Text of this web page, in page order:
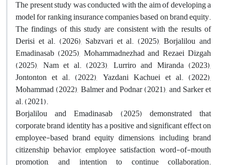
The present study was conducted with the aim of developing a
model for ranking insurance companies based on brand equity.
The findings of this study are consistent with the results of
Derisi et al. (2026), Sabzvari et al. (2025), Borjalilou and
Emadinasab (2025), Mohammadnezhad and Rezaei Dizgah
(2025), Nam et al. (2023), Lurriro and Miranda (2023),
Jontonton et al. (2022), Yazdani Kachuei et al. (2022),
Mohammad (2022), Balmer and Podnar (2021), and Sarker et
al. (2021).
Borjalilou and Emadinasab (2025) demonstrated that
corporate brand identity has a positive and significant effect on
employee-based brand equity dimensions, including brand
citizenship behavior, employee satisfaction, word-of-mouth
promotion, and intention to continue collaboration.